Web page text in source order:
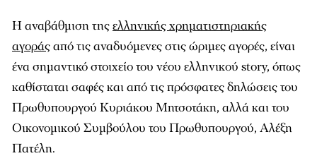
Η αναβάθμιση τηςελληνικής χρηματιστηριακής
αγοράςαπό τις αναδυόμενες στις ώριμες αγορές, είναι
ένα σημαντικό στοιχείο του νέου ελληνικού story, όπως
καθίσταται σαφές και από τις πρόσφατες δηλώσεις του
Πρωθυπουργού Κυριάκου Μητσοτάκη, αλλά και του
Οικονομικού Συμβούλου του Πρωθυπουργού, Αλέξη
Πατέλη.